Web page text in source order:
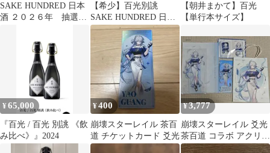
SAKE HUNDRED 日本
酒 ２０２６年 抽選限
【希少】百光別誂
SAKE HUNDRED 日本
酒
【朝井まかて】百光
【単行本サイズ】
¥65,000
『百光 / 百光 別誂 《飲
み比べ》』2024
¥400
崩壊スターレイル 茶百
道 チケットカード 爻光
¥3,777
崩壊スターレイル 爻光
茶百道 コラボ アクリル
スタンド グッズセット